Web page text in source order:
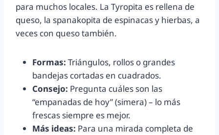
para muchos locales. La Tyropita es rellena de
queso, la spanakopita de espinacas y hierbas, a
veces con queso también.
Formas: Triángulos, rollos o grandes
bandejas cortadas en cuadrados.
Consejo: Pregunta cuáles son las
“empanadas de hoy” (simera) – lo más
frescas siempre es mejor.
Más ideas: Para una mirada completa de